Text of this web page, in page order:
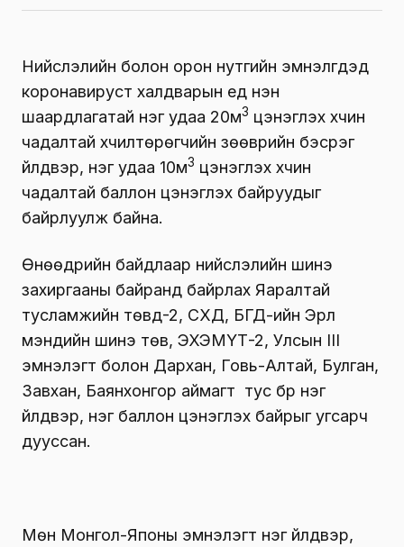
Нийслэлийн болон орон нутгийн эмнэлгүүдэд
коронавируст халдварын үед нэн
шаардлагатай нэг удаа 20м3 цэнэглэх хүчин
чадалтай хүчилтөрөгчийн зөөврийн бэсрэг
үйлдвэр, нэг удаа 10м3 цэнэглэх хүчин
чадалтай баллон цэнэглэх байруудыг
байрлуулж байна.
Өнөөдрийн байдлаар нийслэлийн шинэ
захиргааны байранд байрлах Яаралтай
тусламжийн төвд-2, СХД, БГД-ийн Эрүүл
мэндийн шинэ төв, ЭХЭМҮТ-2, Улсын III
эмнэлэгт болон Дархан, Говь-Алтай, Булган,
Завхан, Баянхонгор аймагт тус бүр нэг
үйлдвэр, нэг баллон цэнэглэх байрыг угсарч
дууссан.
Мөн Монгол-Японы эмнэлэгт нэг үйлдвэр,